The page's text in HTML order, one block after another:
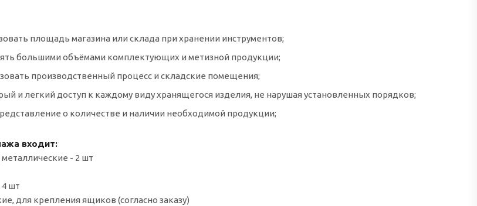
площадь магазина или склада при хранении инструментов;
большими объёмами комплектующих и метизной продукции;
производственный процесс и складские помещения;
и легкий доступ к каждому виду хранящегося изделия, не нарушая установленных порядков;
о количестве и наличии необходимой продукции;
входит:
- 2 шт
шт
для крепления ящиков (согласно заказу)